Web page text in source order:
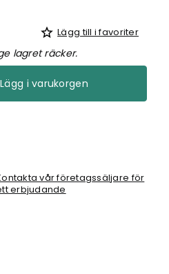
Lägg till i favoriter
lagret räcker.
Lägg i varukorgen
vår företagssäljare för
erbjudande